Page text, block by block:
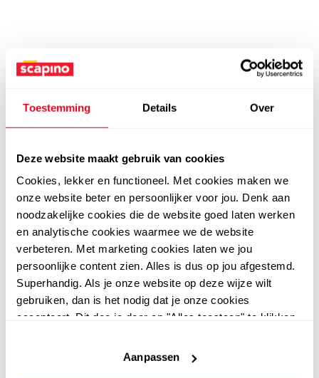
Toestemming Details Over
Deze website maakt gebruik van cookies
Cookies, lekker en functioneel. Met cookies maken we
onze website beter en persoonlijker voor jou. Denk aan
noodzakelijke cookies die de website goed laten werken
en analytische cookies waarmee we de website
verbeteren. Met marketing cookies laten we jou
persoonlijke content zien. Alles is dus op jou afgestemd.
Superhandig. Als je onze website op deze wijze wilt
gebruiken, dan is het nodig dat je onze cookies
accepteert. Dit doe je door op "Alles toestaan" te klikken.
website niet optimaal functioneert.
Aanpassen